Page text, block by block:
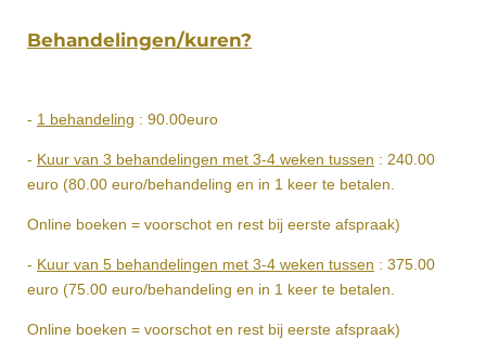
Behandelingen/kuren?
- 1 behandeling : 90.00euro
- Kuur van 3 behandelingen met 3-4 weken tussen : 240.00
euro (80.00 euro/behandeling en in 1 keer te betalen.
Online boeken = voorschot en rest bij eerste afspraak)
- Kuur van 5 behandelingen met 3-4 weken tussen : 375.00
euro (75.00 euro/behandeling en in 1 keer te betalen.
Online boeken = voorschot en rest bij eerste afspraak)